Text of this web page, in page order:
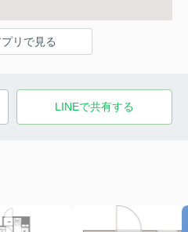
リで見る
LINEで共有する